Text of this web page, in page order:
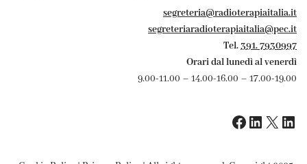
segreteria@radioterapiaitalia.it
segreteriaradioterapiaitalia@pec.it
Tel.391. 7930997
Orari dal lunedì al venerdì
9.00-11.00 – 14.00-16.00 – 17.00-19.00